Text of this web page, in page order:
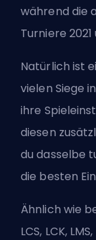
während die
Turniere
Natürlich ist
vielen Siege
ihre
diesen
du dasselbe
die besten
Ähnlich wie
LCS, LCK, LMS,